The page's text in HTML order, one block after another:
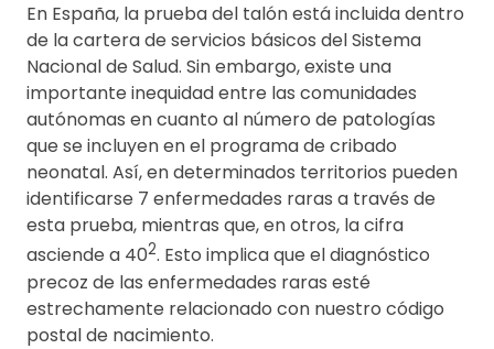
En España, la prueba del talón está incluida dentro
de la cartera de servicios básicos del Sistema
Nacional de Salud. Sin embargo, existe una
importante inequidad entre las comunidades
autónomas en cuanto al número de patologías
que se incluyen en el programa de cribado
neonatal. Así, en determinados territorios pueden
identificarse 7 enfermedades raras a través de
esta prueba, mientras que, en otros, la cifra
asciende a 402. Esto implica que el diagnóstico
precoz de las enfermedades raras esté
estrechamente relacionado con nuestro código
postal de nacimiento.